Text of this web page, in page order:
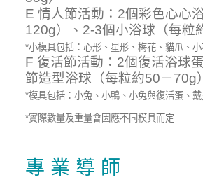
E 情人節活動：2個彩色心心
120g）、2-3個小浴球（每粒
*小模具包括：心形、星形、梅花、貓爪、
F 復活節活動：2個復活浴球
節造型浴球（每粒約50－70g）
*模具包括：小兔、小鴨、小兔與復活蛋、
*實際數量及重量會因應不同模具而定
專 業 導 師